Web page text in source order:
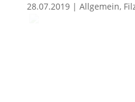
28.07.2019| Allgemein,